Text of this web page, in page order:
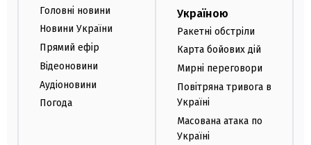
Головні новини
Новини України
Прямий ефір
Відеоновини
Аудіоновини
Погода
Україною
Ракетні обстріли
Карта бойових дій
Мирні переговори
Повітряна тривога в
Україні
Масована атака по
Україні